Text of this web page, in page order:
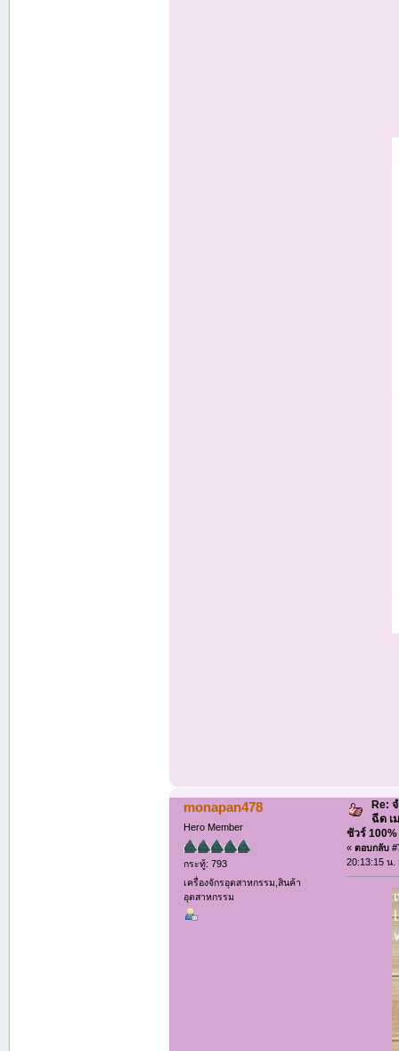
monapan478
Hero Member
กระทู้: 793
เครื่องจักรอุตสาหกรรม,สินค้า
อุตสาหกรรม
Re:
ฉีด เ
ชัวร์
«ตอบกลับ
20:13:15 น.